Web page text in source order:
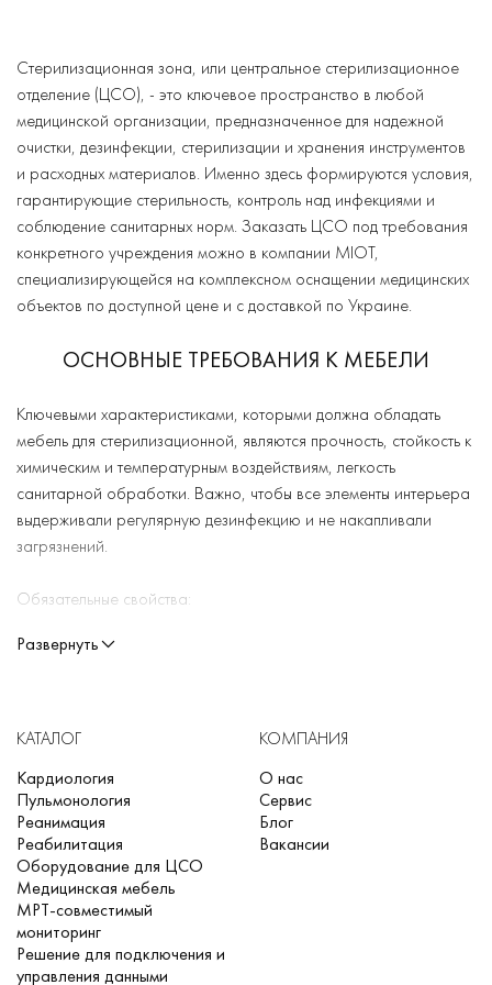
Стерилизационная зона, или центральное стерилизационное
отделение (ЦСО), - это ключевое пространство в любой
медицинской организации, предназначенное для надежной
очистки, дезинфекции, стерилизации и хранения инструментов
и расходных материалов. Именно здесь формируются условия,
гарантирующие стерильность, контроль над инфекциями и
соблюдение санитарных норм. Заказать ЦСО под требования
конкретного учреждения можно в компании MIOT,
специализирующейся на комплексном оснащении медицинских
объектов по доступной цене и с доставкой по Украине.
ОСНОВНЫЕ ТРЕБОВАНИЯ К МЕБЕЛИ
Ключевыми характеристиками, которыми должна обладать
мебель для стерилизационной, являются прочность, стойкость к
химическим и температурным воздействиям, легкость
санитарной обработки. Важно, чтобы все элементы интерьера
выдерживали регулярную дезинфекцию и не накапливали
загрязнений.
Обязательные свойства:
Нержавеющая конструкция всех рабочих поверхностей и
Антикоррозийный материал изготовления мебели;
Возможность легкой мойки и обработки
дезинфицирующими растворами;
Повышенная устойчивость к износу и механическим
повреждениям.
Особое внимание уделяется столам, тележкам, рабочим
Развернуть
КАТАЛОГ
Кардиология
Пульмонология
Реанимация
Реабилитация
Оборудование для ЦСО
Медицинская мебель
МРТ-совместимый
мониторинг
Решение для подключения и
управления данными
КОМПАНИЯ
О нас
Сервис
Блог
Вакансии